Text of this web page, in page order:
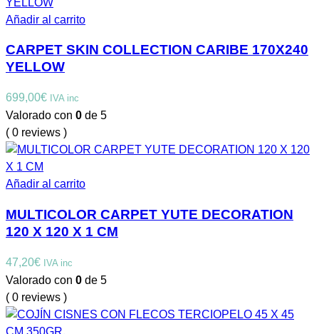
Añadir al carrito
CARPET SKIN COLLECTION CARIBE 170X240
YELLOW
699,00€ IVA inc
Valorado con 0 de 5
( 0 reviews )
Añadir al carrito
MULTICOLOR CARPET YUTE DECORATION
120 X 120 X 1 CM
47,20€ IVA inc
Valorado con 0 de 5
( 0 reviews )